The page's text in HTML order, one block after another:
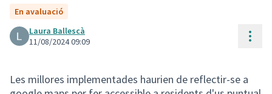
En avaluació
Laura Ballescà
11/08/2024 09:09
Les millores implementades haurien de reflectir-se a